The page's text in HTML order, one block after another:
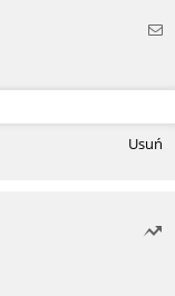
Usuń